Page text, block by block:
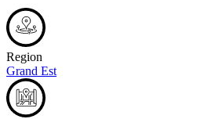
Region
Grand Est